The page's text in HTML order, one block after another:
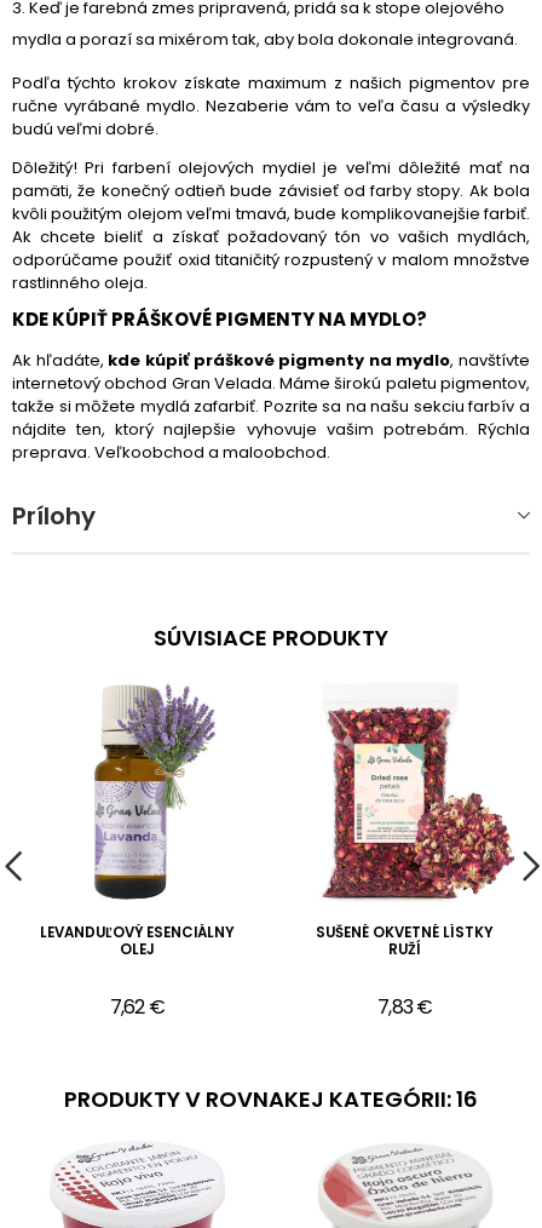
3. Keď je farebná zmes pripravená, pridá sa k stope olejového
mydla a porazí sa mixérom tak, aby bola dokonale integrovaná.
Podľa týchto krokov získate maximum z našich pigmentov pre
ručne vyrábané mydlo. Nezaberie vám to veľa času a výsledky
budú veľmi dobré.
Dôležitý! Pri farbení olejových mydiel je veľmi dôležité mať na
pamäti, že konečný odtieň bude závisieť od farby stopy. Ak bola
kvôli použitým olejom veľmi tmavá, bude komplikovanejšie farbiť.
Ak chcete bieliť a získať požadovaný tón vo vašich mydlách,
odporúčame použiť oxid titaničitý rozpustený v malom množstve
rastlinného oleja.
KDE KÚPIŤ PRÁŠKOVÉ PIGMENTY NA MYDLO?
Ak hľadáte, kde kúpiť práškové pigmenty na mydlo, navštívte
internetový obchod Gran Velada. Máme širokú paletu pigmentov,
takže si môžete mydlá zafarbiť. Pozrite sa na našu sekciu farbív a
nájdite ten, ktorý najlepšie vyhovuje vašim potrebám. Rýchla
preprava. Veľkoobchod a maloobchod.
Prílohy
SÚVISIACE PRODUKTY
LEVANDUĽOVÝ ESENCIÁLNY
OLEJ
7,62 €
SUŠENÉ OKVETNÉ LÍSTKY
RUŽÍ
7,83 €
PRODUKTY V ROVNAKEJ KATEGÓRII: 16